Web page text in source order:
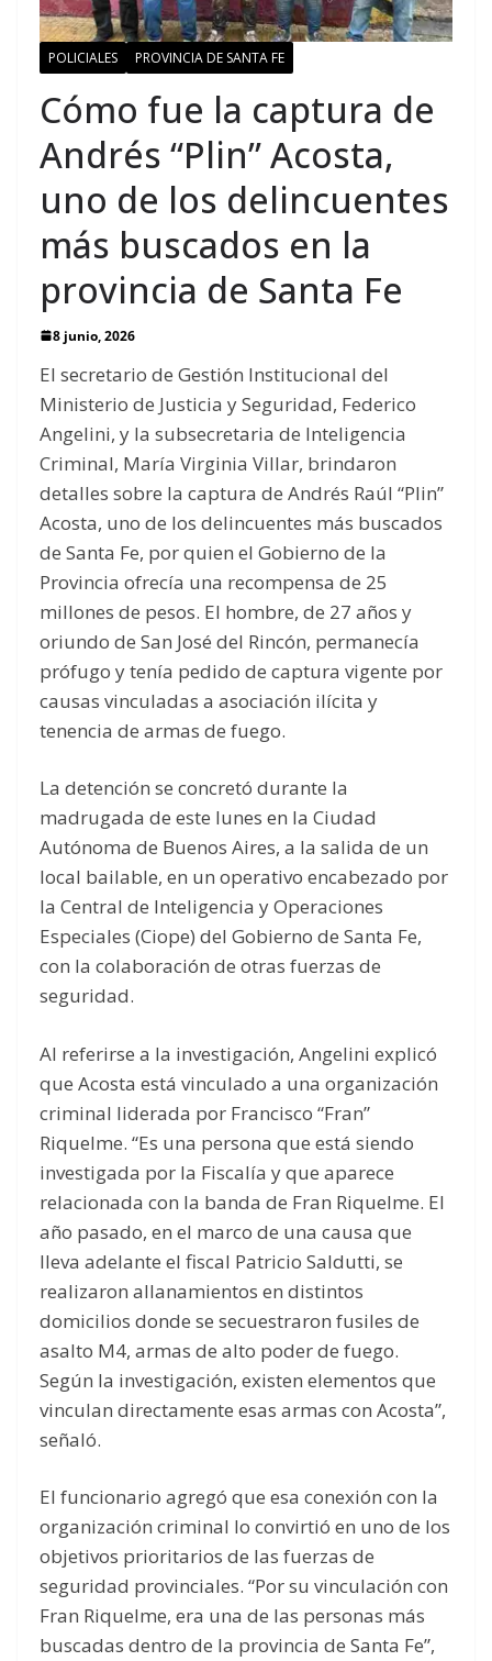
POLICIALES PROVINCIA DE SANTA FE
Cómo fue la captura de
Andrés “Plin” Acosta,
uno de los delincuentes
más buscados en la
provincia de Santa Fe
8 junio, 2026
El secretario de Gestión Institucional del
Ministerio de Justicia y Seguridad, Federico
Angelini, y la subsecretaria de Inteligencia
Criminal, María Virginia Villar, brindaron
detalles sobre la captura de Andrés Raúl “Plin”
Acosta, uno de los delincuentes más buscados
de Santa Fe, por quien el Gobierno de la
Provincia ofrecía una recompensa de 25
millones de pesos. El hombre, de 27 años y
oriundo de San José del Rincón, permanecía
prófugo y tenía pedido de captura vigente por
causas vinculadas a asociación ilícita y
tenencia de armas de fuego.
La detención se concretó durante la
madrugada de este lunes en la Ciudad
Autónoma de Buenos Aires, a la salida de un
local bailable, en un operativo encabezado por
la Central de Inteligencia y Operaciones
Especiales (Ciope) del Gobierno de Santa Fe,
con la colaboración de otras fuerzas de
seguridad.
Al referirse a la investigación, Angelini explicó
que Acosta está vinculado a una organización
criminal liderada por Francisco “Fran”
Riquelme. “Es una persona que está siendo
investigada por la Fiscalía y que aparece
relacionada con la banda de Fran Riquelme. El
año pasado, en el marco de una causa que
lleva adelante el fiscal Patricio Saldutti, se
realizaron allanamientos en distintos
domicilios donde se secuestraron fusiles de
asalto M4, armas de alto poder de fuego.
Según la investigación, existen elementos que
vinculan directamente esas armas con Acosta”,
señaló.
El funcionario agregó que esa conexión con la
organización criminal lo convirtió en uno de los
objetivos prioritarios de las fuerzas de
seguridad provinciales. “Por su vinculación con
Fran Riquelme, era una de las personas más
buscadas dentro de la provincia de Santa Fe”,